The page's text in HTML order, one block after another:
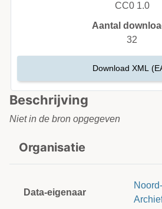
Beschrijving
Niet in de bron opgegeven
Organisatie
Data-eigenaar
CC0 1.0
Aantal
32
Download XML